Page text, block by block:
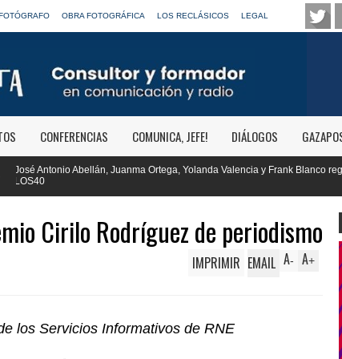
OBRA FOTOGRÁFICA LOS RECLÁSICOS LEGAL
CONFERENCIAS COMUNICA, JEFE! DIÁLOGOS
Yolanda Valencia y Frank Blanco regresan a
RTVE reivindica
Cirilo Rodríguez de periodismo
A+
A-
IMPRIMIR EMAIL
los Servicios Informativos de RNE